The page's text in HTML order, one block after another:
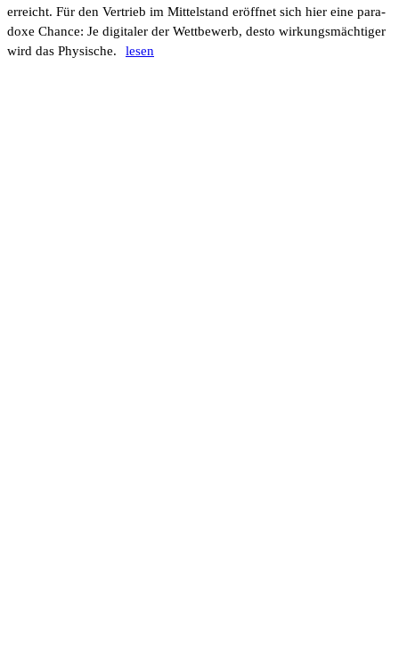
erreicht. Für den Vertrieb im Mittel­stand eröffnet sich hier eine para­
doxe Chance: Je digi­taler der Wett­be­werb, desto wirkungs­mäch­tiger
wird das Physi­sche.
lesen